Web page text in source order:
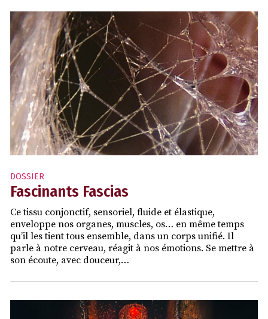
DOSSIER
Fascinants Fascias
Ce tissu conjonctif, sensoriel, fluide et élastique,
enveloppe nos organes, muscles, os… en même temps
qu’il les tient tous ensemble, dans un corps unifié. Il
parle à notre cerveau, réagit à nos émotions. Se mettre à
son écoute, avec douceur,…